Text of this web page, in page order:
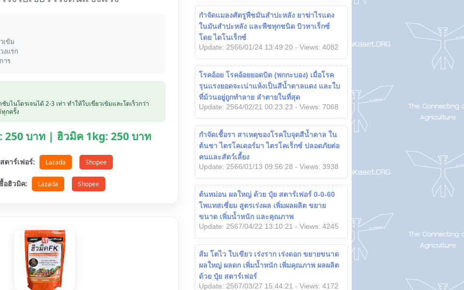
เข้ม
งแรก
าร
ไนโตรเจนได้ 2-3 เท่า ทำให้ใบเขียวเข้มและโตเร็วกว่า
กครั้ง
250 บาท | ฮิวมิค 1kg: 250 บาท
ตาร์เฟอร์: Lazada Shopee
อฮิวมิค: Lazada Shopee
กำจัดแมลงศัตรูพืชมันสำปะหลัง ยาฆ่าไรแดง
ในมันสำปะหลัง และพืชทุกชนิด บิวทาเร็กซ์
โดย ไดโนเร็กซ์
Update: 2566/01/24 13:49:20 - Views: 4082
โรคอ้อย โรคอ้อยยอดบิด (พกกะบอง) เมื่อโรค
รุนแรงยอดจะเน่าแห้งเป็นสีน้ำตาลแดง และใบ
ที่ม้วนอยู่ถูกทำลาย ลำตายในที่สุด
Update: 2564/02/21 00:23:23 - Views: 7068
กำจัดเชื้อรา สาเหตุของโรคใบจุดสีน้ำตาล ใน
ต้นชา ไตรโคเดอร์มา ไตรโคเร็กซ์ ปลอดภัยต่อ
คนและสัตว์เลี้ยง
Update: 2566/01/13 09:56:28 - Views: 3938
ต้นหม่อน ผลใหญ่ ด้วย ปุ๋ย สตาร์เฟอร์ 0-0-60
โพแทสเซี่ยม สูตรเร่งผล เพิ่มผลผลิต ขยาย
ขนาด เพิ่มน้ำหนัก และคุณภาพ
Update: 2567/04/22 13:10:21 - Views: 4245
ส้ม โตไว ใบเขียว เร่งราก เร่งดอก ขยายขนาด
ผลใหญ่ ผลดก เพิ่มน้ำหนัก เพิ่มคุณภาพ ผลผลิต
ด้วย ปุ๋ย สตาร์เฟอร์
Update: 2567/03/27 15:44:21 - Views: 4172